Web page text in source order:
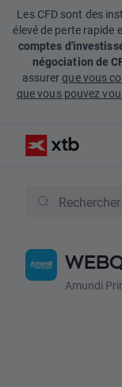
Les CFD sont des
élevé de perte rapide
comptes
négociation de
assurerque vous
que vous pouvez